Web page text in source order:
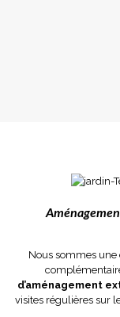
Nous sommes
d’aménagement
visites régulières sur